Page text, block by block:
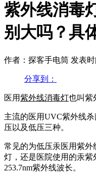
紫外线消毒
别大吗？具
作者：探客手电筒 发表时
分享到：
医用紫外线消毒灯也叫紫
主流的医用UVC紫外线
压以及低压三种。
常见的为低压汞医用紫
灯，还是医院使用的汞
253.7nm紫外线波长。